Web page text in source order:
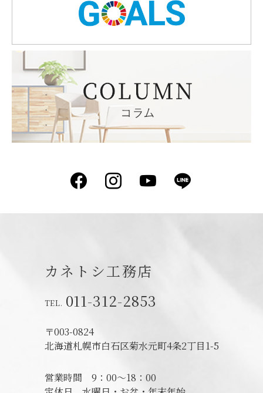
Facebook
Instagram
YouTube
カネトシ工務店
011-312-2853
〒003-0824
北海道札幌市白石区菊水元町4条2丁目1-5
営業時間 9：00～18：00